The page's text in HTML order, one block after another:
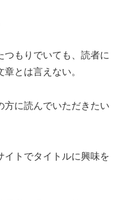
つもりでいても、読者に
とは言えない。
方に読んでいただきたい
イトでタイトルに興味を